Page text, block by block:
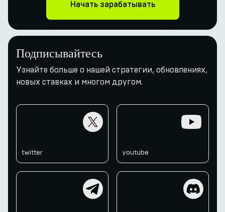
Начать зарабатывать
Подписывайтесь
Узнайте больше о нашей стратегии, обновлениях,
новых ставках и многом другом.
twitter youtube